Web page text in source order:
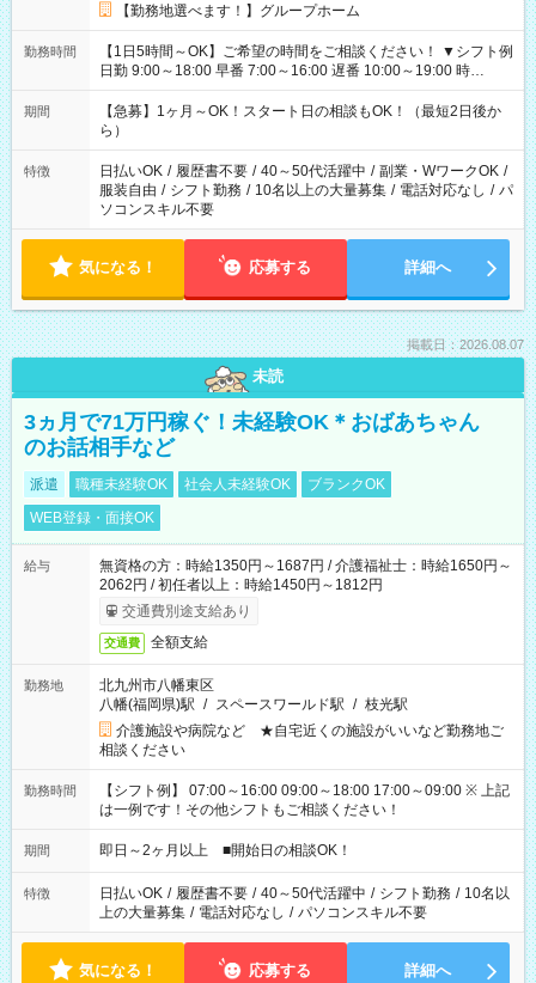
【勤務地選べます！】グループホーム
勤務時間
【1日5時間～OK】ご希望の時間をご相談ください！ ▼シフト例
日勤 9:00～18:00 早番 7:00～16:00 遅番 10:00～19:00 時
短 10:00～15:00 上記はあくまで一例です。 「夕方までには帰
宅しておきたい」 「朝はゆっくりのスタートがいい」 「お昼の
時間を有効に使いたい」 など、ご希望があれば教えてください
ね。
期間
【急募】1ヶ月～OK！スタート日の相談もOK！（最短2日後か
ら）
特徴 日払いOK / 履歴書不要 / 40～50代活躍中 / 副業・WワークOK /
服装自由 / シフト勤務 / 10名以上の大量募集 / 電話対応なし / パ
ソコンスキル不要
気になる！ 応募する 詳細へ
掲載日：2026.08.07
未読
3ヵ月で71万円稼ぐ！未経験OK＊おばあちゃん
のお話相手など
派遣 職種未経験OK 社会人未経験OK
ブランクOK
WEB登録・面接OK
給与
無資格の方：時給1350円～1687円 / 介護福祉士：時給1650円～
2062円 / 初任者以上：時給1450円～1812円
交通費別途支給あり
交通費 全額支給
勤務地
北九州市八幡東区
八幡(福岡県)駅 / スペースワールド駅 / 枝光駅
介護施設や病院など ★自宅近くの施設がいいなど勤務地ご
相談ください
勤務時間
【シフト例】 07:00～16:00 09:00～18:00 17:00～09:00 ※ 上記
は一例です！その他シフトもご相談ください！
期間 即日～2ヶ月以上 ■開始日の相談OK！
特徴 日払いOK / 履歴書不要 / 40～50代活躍中 / シフト勤務 / 10名以
上の大量募集 / 電話対応なし / パソコンスキル不要
気になる！ 応募する 詳細へ